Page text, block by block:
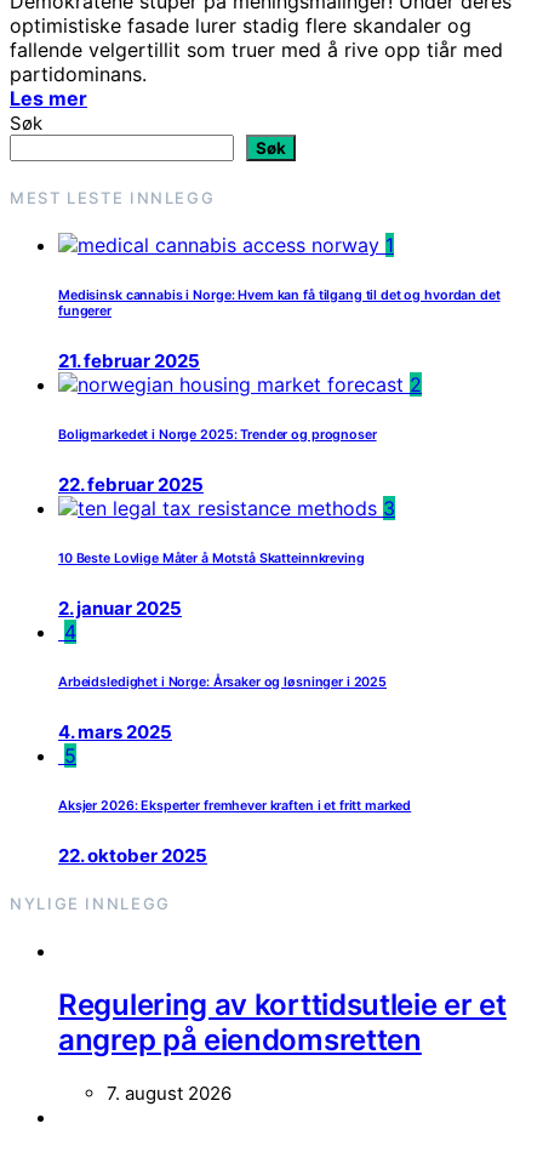
optimistiske fasade lurer stadig flere skandaler og
fallende velgertillit som truer med å rive opp tiår med
partidominans.
Les mer
Søk
Søk
MEST LESTE INNLEGG
1
Medisinsk cannabis i Norge: Hvem kan få tilgang til det og hvordan det
fungerer
21. februar 2025
2
Boligmarkedet i Norge 2025: Trender og prognoser
22. februar 2025
3
10 Beste Lovlige Måter å Motstå Skatteinnkreving
2. januar 2025
4
Arbeidsledighet i Norge: Årsaker og løsninger i 2025
4. mars 2025
5
Aksjer 2026: Eksperter fremhever kraften i et fritt marked
22. oktober 2025
NYLIGE INNLEGG
Regulering av korttidsutleie er et
angrep på eiendomsretten
7. august 2026